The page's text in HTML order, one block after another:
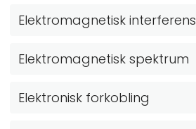
Elektromagnetisk interferens
Elektromagnetisk spektrum
Elektronisk forkobling